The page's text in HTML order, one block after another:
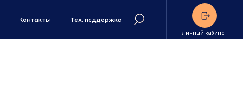
Контакты
Личный кабинет
Тех. поддержка